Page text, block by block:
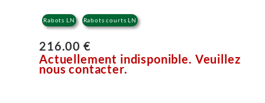
Rabots LN Rabots courts LN
216.00 €
Actuellement indisponible. Veuillez
nous contacter.